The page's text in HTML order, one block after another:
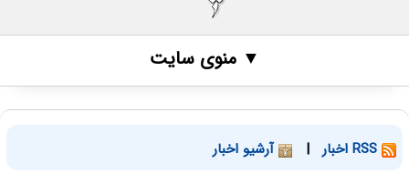
▼ منوی سایت
| آرشیو اخبار